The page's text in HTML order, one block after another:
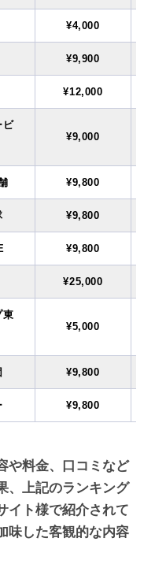
¥4,000
¥9,900
¥12,000
ビ
¥9,000
¥9,800
¥9,800
¥9,800
¥25,000
東
¥5,000
¥9,800
¥9,800
や料金、口コミなど
、上記のランキング
イト様で紹介されて
味した客観的な内容